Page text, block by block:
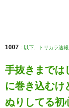
1007 : 以下、トリカラ速
手抜きまでは
に巻き込むけ
ぬりしてる初